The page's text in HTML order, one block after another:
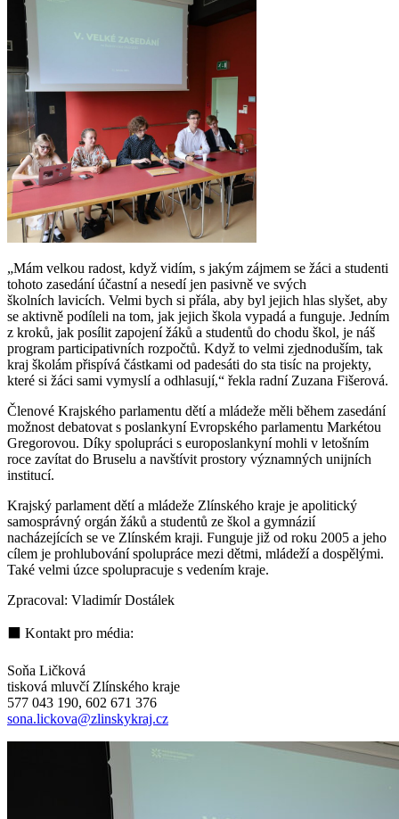
„Mám velkou radost, když vidím, s jakým zájmem se žáci a studenti
tohoto zasedání účastní a nesedí jen pasivně ve svých
školních lavicích. Velmi bych si přála, aby byl jejich hlas slyšet, aby
se aktivně podíleli na tom, jak jejich škola vypadá a funguje. Jedním
z kroků, jak posílit zapojení žáků a studentů do chodu škol, je náš
program participativních rozpočtů. Když to velmi zjednoduším, tak
kraj školám přispívá částkami od padesáti do sta tisíc na projekty,
které si žáci sami vymyslí a odhlasují,“ řekla radní Zuzana Fišerová.
Členové Krajského parlamentu dětí a mládeže měli během zasedání
možnost debatovat s poslankyní Evropského parlamentu Markétou
Gregorovou. Díky spolupráci s europoslankyní mohli v letošním
roce zavítat do Bruselu a navštívit prostory významných unijních
institucí.
Krajský parlament dětí a mládeže Zlínského kraje je apolitický
samosprávný orgán žáků a studentů ze škol a gymnázií
nacházejících se ve Zlínském kraji. Funguje již od roku 2005 a jeho
cílem je prohlubování spolupráce mezi dětmi, mládeží a dospělými.
Také velmi úzce spolupracuje s vedením kraje.
Zpracoval: Vladimír Dostálek
⬛ Kontakt pro média:
Soňa Ličková
tisková mluvčí Zlínského kraje
577 043 190, 602 671 376
sona.lickova@zlinskykraj.cz